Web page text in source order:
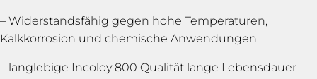
– Widerstandsfähig gegen hohe Temperaturen,
Kalkkorrosion und chemische Anwendungen
– langlebige Incoloy 800 Qualität lange Lebensdauer